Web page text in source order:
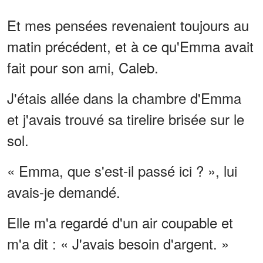
Et mes pensées revenaient toujours au
matin précédent, et à ce qu'Emma avait
fait pour son ami, Caleb.
J'étais allée dans la chambre d'Emma
et j'avais trouvé sa tirelire brisée sur le
sol.
« Emma, que s'est-il passé ici ? », lui
avais-je demandé.
Elle m'a regardé d'un air coupable et
m'a dit : « J'avais besoin d'argent. »